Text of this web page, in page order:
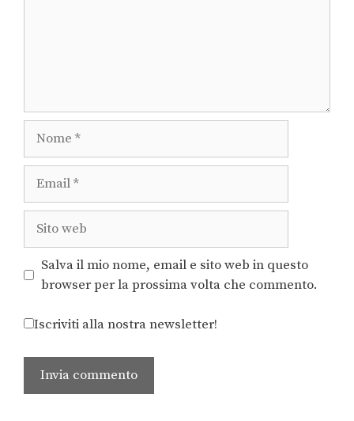
Salva il mio nome, email e sito web in questo
browser per la prossima volta che commento.
Iscriviti alla nostra newsletter!